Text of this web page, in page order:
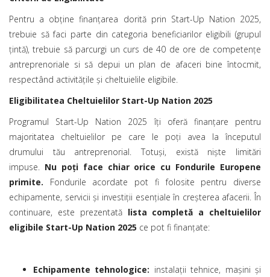
Pentru a obține finanțarea dorită prin Start-Up Nation 2025,
trebuie să faci parte din categoria beneficiarilor eligibili (grupul
țintă), trebuie să parcurgi un curs de 40 de ore de competențe
antreprenoriale si să depui un plan de afaceri bine întocmit,
respectând activitățile și cheltuielile eligibile.
Eligibilitatea Cheltuielilor Start-Up Nation 2025
Programul Start-Up Nation 2025 îți oferă finanțare pentru
majoritatea cheltuielilor pe care le poți avea la începutul
drumului tău antreprenorial. Totuși, există niște limitări
impuse. Nu poți face chiar orice cu Fondurile Europene
primite. Fondurile acordate pot fi folosite pentru diverse
echipamente, servicii și investiții esențiale în creșterea afacerii. În
continuare, este prezentată lista completă a cheltuielilor
eligibile Start-Up Nation 2025 ce pot fi finanțate:
Echipamente tehnologice: instalații tehnice, mașini și